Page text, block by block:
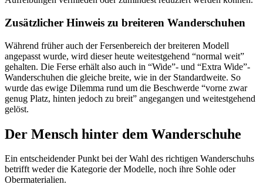
Zusätzlicher Hinweis zu breiteren Wanderschuhen
Während früher auch der Fersenbereich der breiteren Modell
angepasst wurde, wird dieser heute weitestgehend “normal weit”
gehalten. Die Ferse erhält also auch in “Wide”- und “Extra Wide”-
Wanderschuhen die gleiche breite, wie in der Standardweite. So
wurde das ewige Dilemma rund um die Beschwerde “vorne zwar
genug Platz, hinten jedoch zu breit” angegangen und weitestgehend
gelöst.
Der Mensch hinter dem Wanderschuhe
Ein entscheidender Punkt bei der Wahl des richtigen Wanderschuhs
betrifft weder die Kategorie der Modelle, noch ihre Sohle oder
Obermaterialien.